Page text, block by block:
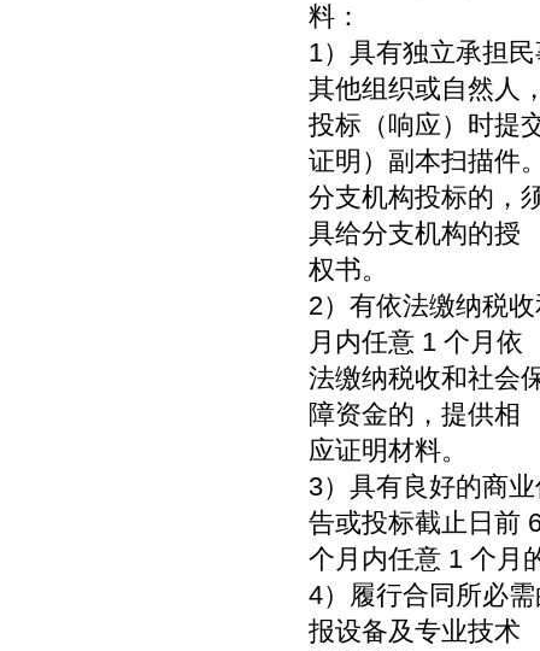
料：
1）具有独立承担
其他组织或自然人
投标（响应）时提
证明）副本扫描件
分支机构投标的，
具给分支机构的授
权书。
2）有依法缴纳税
月内任意 1 个月依
法缴纳税收和社会
障资金的，提供相
应证明材料。
3）具有良好的商
告或投标截止日前
个月内任意 1 个月
4）履行合同所必
报设备及专业技术